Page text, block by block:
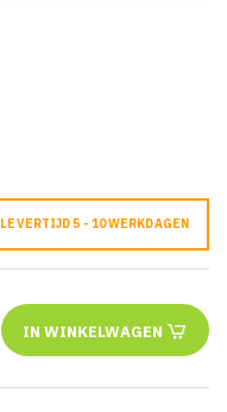
LEVERTIJD 5 - 10 WERKDAGEN
IN WINKELWAGEN